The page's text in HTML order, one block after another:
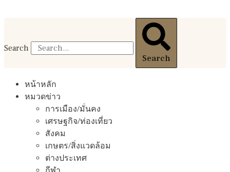
Search
Search
หน้าหลัก
หมวดข่าว
การเมือง/มั่นคง
เศรษฐกิจ/ท่องเที่ยว
สังคม
เกษตร/สิ่งแวดล้อม
ต่างประเทศ